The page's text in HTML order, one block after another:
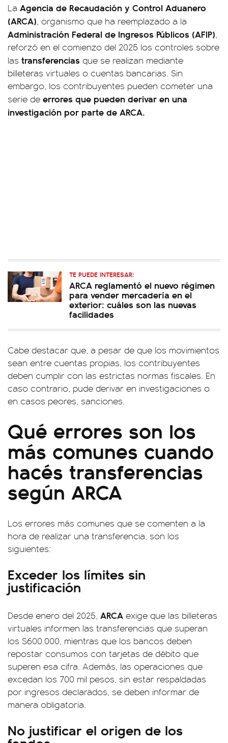
La Agencia de Recaudación y Control Aduanero
(ARCA), organismo que ha reemplazado a la
Administración Federal de Ingresos Públicos (AFIP),
reforzó en el comienzo del 2025 los controles sobre
las transferencias que se realizan mediante
billeteras virtuales o cuentas bancarias. Sin
embargo, los contribuyentes pueden cometer una
serie de errores que pueden derivar en una
investigación por parte de ARCA.
TE PUEDE INTERESAR:
ARCA reglamentó el nuevo régimen
para vender mercadería en el
exterior: cuáles son las nuevas
facilidades
Cabe destacar que, a pesar de que los movimientos
sean entre cuentas propias, los contribuyentes
deben cumplir con las estrictas normas fiscales. En
caso contrario, pude derivar en investigaciones o
en casos peores, sanciones.
Qué errores son los
más comunes cuando
hacés transferencias
según ARCA
Los errores más comunes que se comenten a la
hora de realizar una transferencia, son los
siguientes:
Exceder los límites sin
justificación
Desde enero del 2025, ARCA exige que las billeteras
virtuales informen las transferencias que superan
los $600.000, mientras que los bancos deben
repostar consumos con tarjetas de débito que
superen esa cifra. Además, las operaciones que
excedan los 700 mil pesos, sin estar respaldadas
por ingresos declarados, se deben informar de
manera obligatoria.
No justificar el origen de los